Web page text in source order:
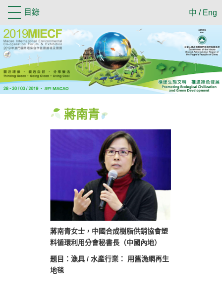
目錄 中 / Eng
蔣南青
蔣南青女士，中國合成樹脂供銷協會塑
料循環利用分會秘書長（中國內地）
題目：漁具 / 水產行業： 用舊漁網再生
地毯